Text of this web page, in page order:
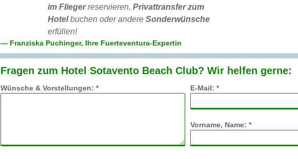
im Fliegerreservieren, Privattransfer zum
Hotelbuchen oder andere Sonderwünsche
erfüllen!
— Franziska Puchinger, Ihre Fuerteventura-Expertin
Fragen zum Hotel Sotavento Beach Club? Wir helfen gerne:
Wünsche & Vorstellungen: * E-Mail: *
Vorname, Name: *